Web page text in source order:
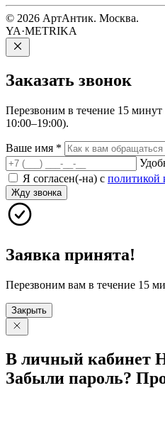
© 2026 АртАнтик. Москва.
YA·METRIKA
Заказать звонок
Перезвоним в течение 15
10:00–19:00).
Ваше имя *
Я согласен(-на) с политикой
Жду звонка
Заявка принята!
Перезвоним вам в течение 15
Закрыть
В личный кабинет
Забыли пароль?